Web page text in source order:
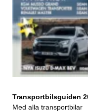
Transportbilsguiden
Med alla transportbilar